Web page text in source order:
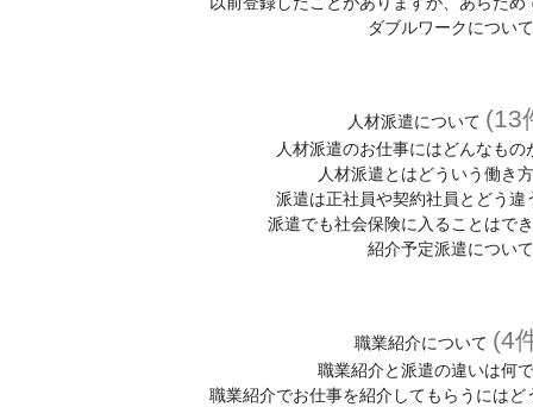
ダブルワークについて
人材派遣について (13
人材派遣のお仕事にはどんなもの
人材派遣とはどういう働き
派遣は正社員や契約社員とどう違
派遣でも社会保険に入ることはで
紹介予定派遣について
職業紹介について (4
職業紹介と派遣の違いは何
職業紹介でお仕事を紹介してもらうにはど